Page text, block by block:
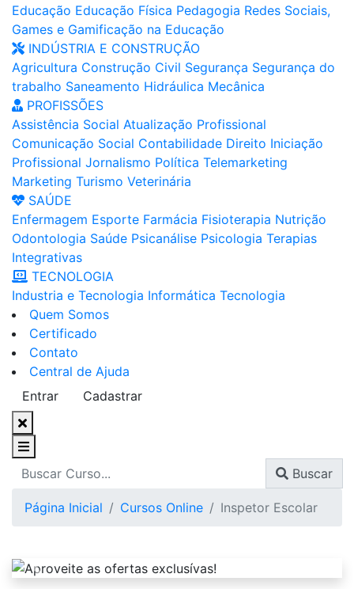
Educação Educação Física Pedagogia Redes Sociais,
Games e Gamificação na Educação
INDÚSTRIA E CONSTRUÇÃO
Agricultura Construção Civil Segurança Segurança do
trabalho Saneamento Hidráulica Mecânica
PROFISSÕES
Assistência Social Atualização Profissional
Comunicação Social Contabilidade Direito Iniciação
Profissional Jornalismo Política Telemarketing
Marketing Turismo Veterinária
SAÚDE
Enfermagem Esporte Farmácia Fisioterapia Nutrição
Odontologia Saúde Psicanálise Psicologia Terapias
Integrativas
TECNOLOGIA
Industria e Tecnologia Informática Tecnologia
Quem Somos
Certificado
Contato
Central de Ajuda
Entrar
Cadastrar
Buscar
Página Inicial Cursos Online Inspetor Escolar